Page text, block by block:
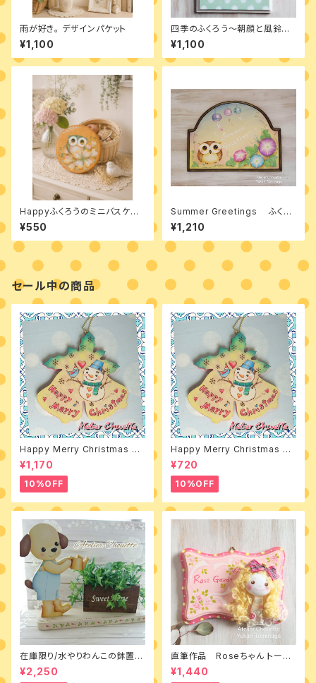
雨が好き。 デザインパケット
¥1,100
四季のふくろう～朝顔と風鈴
デザインパケット
¥1,100
Happyふくろうのミニバスケット
デザインパケット
¥550
Summer Greetings ふくち
ゃんからの暑中見舞い デザイ
ンパケット
¥1,210
セール中の商品
Happy Merry Christmas 素
材付きキット
¥1,170
10%OFF
Happy Merry Christmas デ
ザインパケット
¥720
10%OFF
在庫限り/水やりわんこの鉢置き
台 素材付きキット
¥2,250
直筆作品 Roseちゃん トール
ペイントとカントリードールのミ
ニボード
¥1,440